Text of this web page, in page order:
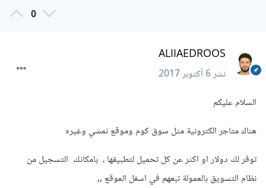
0
ALIIAEDROOS
نشر6 أكتوبر 2017
السلام عليكم
هناك متاجر الكترونية مثل سوق كوم وموقع نمشي وغيره
توفر لك دولار او اكثر عن كل تحميل لتطبيقها ، بامكانك التسجيل من
نظام التسويق بالعمولة تبعهم في اسفل الموقع ,,